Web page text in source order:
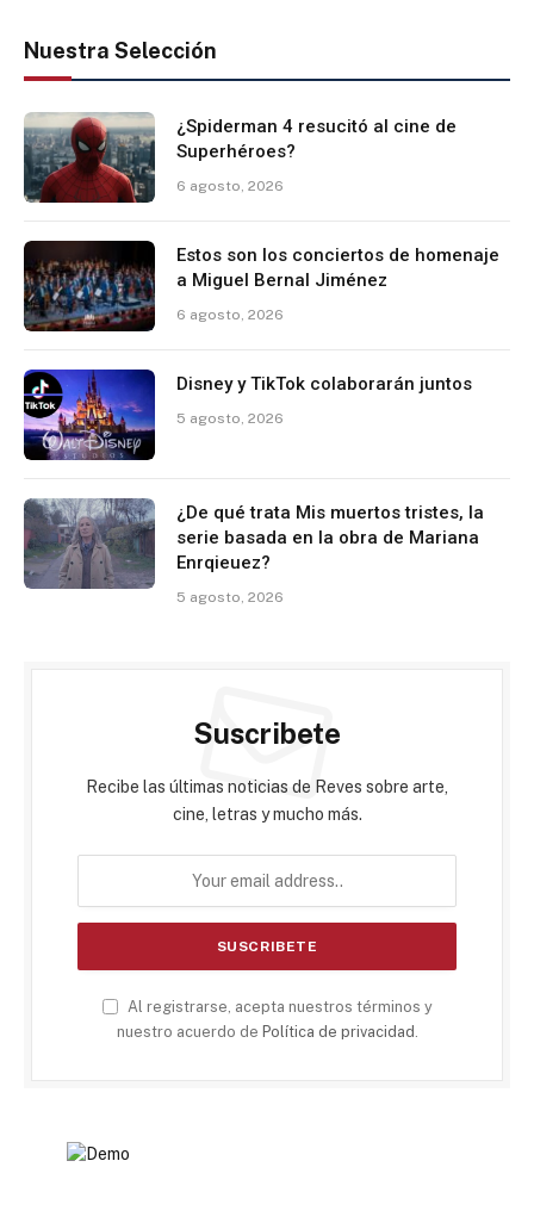
Nuestra Selección
¿Spiderman 4 resucitó al cine de
Superhéroes?
6 agosto, 2026
Estos son los conciertos de homenaje
a Miguel Bernal Jiménez
6 agosto, 2026
Disney y TikTok colaborarán juntos
5 agosto, 2026
¿De qué trata Mis muertos tristes, la
serie basada en la obra de Mariana
Enrqieuez?
5 agosto, 2026
Suscribete
Recibe las últimas noticias de Reves sobre arte,
cine, letras y mucho más.
Al registrarse, acepta nuestros términos y
nuestro acuerdo de Política de privacidad .